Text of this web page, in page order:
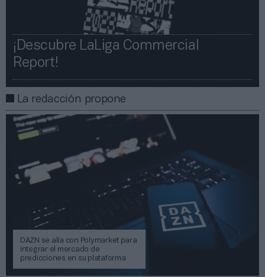
¡Descubre LaLiga Commercial
Report!​​
La redacción propone
DAZN se alía con Polymarket para
integrar el mercado de
predicciones en su plataforma